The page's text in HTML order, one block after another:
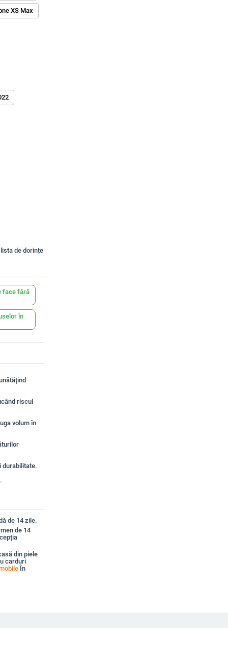
XS Max
de dorințe
face fără
în
riscul
volum în
durabilitate.
de 14 zile.
de 14
din piele
carduri
În